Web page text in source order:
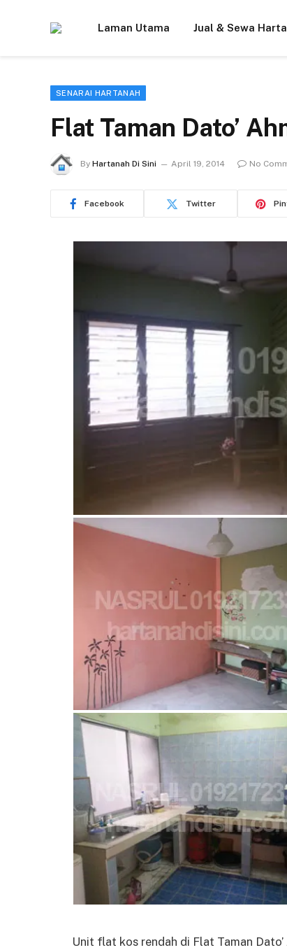
Laman Utama Jual & Sewa
SENARAI HARTANAH
Flat Taman Dato’
By Hartanah Di Sini April 19, 2014 No
Facebook Twitter
Unit flat kos rendah di Flat Taman